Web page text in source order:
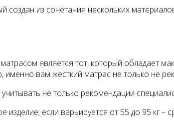
создан из сочетания нескольких
является тот, который обладает
вам жесткий матрас не только не
не только рекомендации
если варьируется от 55 до 95 кг –